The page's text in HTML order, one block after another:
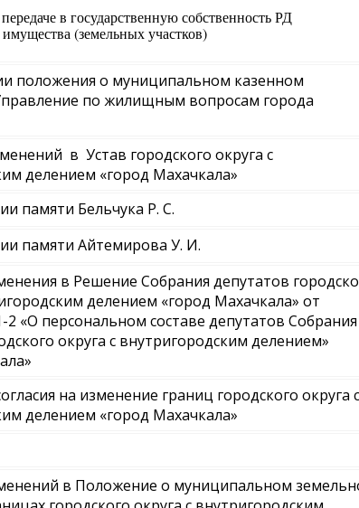
в государственную собственность РД
(земельных участков)
положения о муниципальном казенном
по жилищным вопросам города
в Устав городского округа с
делением «город Махачкала»
памяти Бельчука Р. С.
памяти Айтемирова У. И.
в Решение Собрания депутатов
делением «город Махачкала» от
2 «О персональном составе депутатов Собрания
округа с внутригородским делением»
на изменение границ городского округа с
делением «город Махачкала»
в Положение о муниципальном